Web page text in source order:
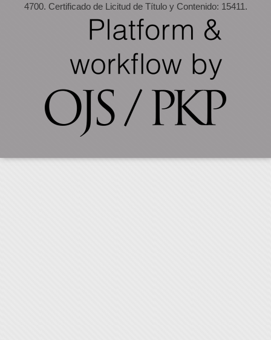
4700. Certificado de Licitud de Título y Contenido: 15411.